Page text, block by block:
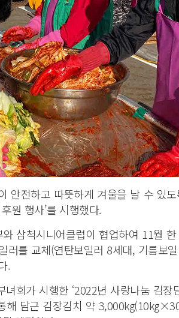
안전하고 따뜻하게 겨울을 날 수 있도
원 행사’를 시행했다.
와 삼척시니어클럽이 협업하여 11월
러를 교체(연탄보일러 8세대, 기름보
.
회가 시행한 ‘2022년 사랑나눔 김장
해 담근 김장김치 약